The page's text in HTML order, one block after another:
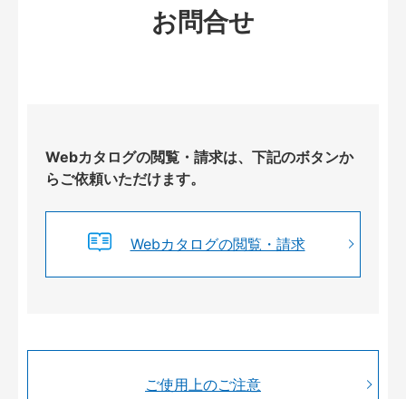
お問合せ
Webカタログの閲覧・請求は、下記のボタンか
らご依頼いただけます。
Webカタログの閲覧・請求
ご使用上のご注意